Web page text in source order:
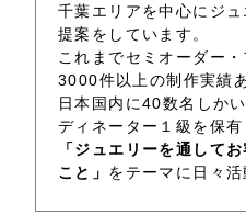
千葉エリアを中心にジ
提案をしています。
これまでセミオーダー・
3000件以上の制作実績あ
日本国内に40数名しか
ディネーター１級を保有
「ジュエリーを通して
こと」 をテーマに日々活